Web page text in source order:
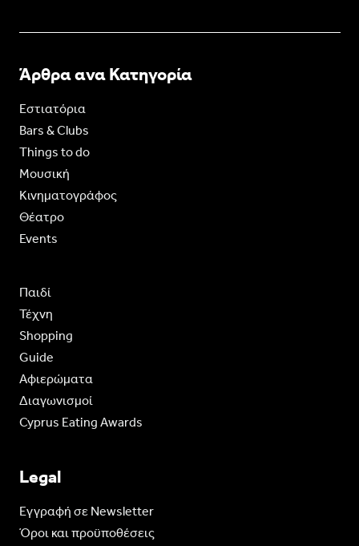
Άρθρα ανα Κατηγορία
Εστιατόρια
Bars & Clubs
Things to do
Moυσική
Κινηματογράφος
Θέατρο
Events
Παιδί
Τέχνη
Shopping
Guide
Aφιερώματα
Διαγωνισμοί
Cyprus Eating Awards
Legal
Eγγραφή σε Newsletter
Όροι και προϋποθέσεις